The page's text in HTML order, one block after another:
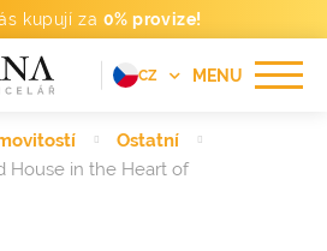
kupují za 0% provize!
MENU
CZ
FR
Ostatní
House in the Heart of